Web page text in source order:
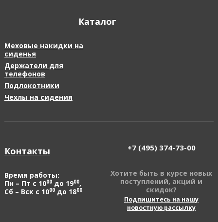
Каталог
Меховые накидки на
сиденья
Держатели для
телефонов
Подлокотники
Чехлы на сидения
Контакты
Время работы:
Пн – Пт с 1000до 1900,
Сб – Вск с 1000до 1800
+7 (495) 374-73-00
Хотите быть в курсе новых
поступлений, акций и
скидок?
Подпишитесь на нашу
новостную рассылку